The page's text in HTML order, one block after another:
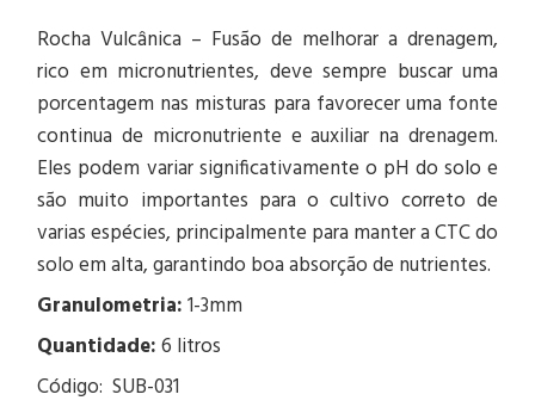
Rocha Vulcânica – Fusão de melhorar a drenagem,
rico em micronutrientes, deve sempre buscar uma
porcentagem nas misturas para favorecer uma fonte
continua de micronutriente e auxiliar na drenagem.
Eles podem variar significativamente o pH do solo e
são muito importantes para o cultivo correto de
varias espécies, principalmente para manter a CTC do
solo em alta, garantindo boa absorção de nutrientes.
Granulometria:1-3mm
Quantidade:6 litros
Código: SUB-031